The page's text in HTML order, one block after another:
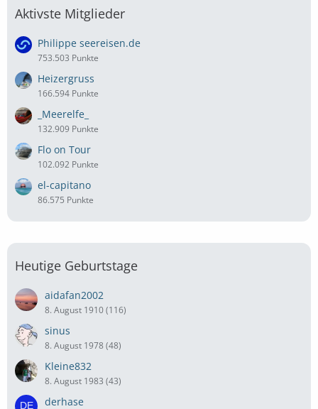
Aktivste Mitglieder
Philippe seereisen.de
753.503 Punkte
Heizergruss
166.594 Punkte
_Meerelfe_
132.909 Punkte
Flo on Tour
102.092 Punkte
el-capitano
86.575 Punkte
Heutige Geburtstage
aidafan2002
8. August 1910 (116)
sinus
8. August 1978 (48)
Kleine832
8. August 1983 (43)
derhase